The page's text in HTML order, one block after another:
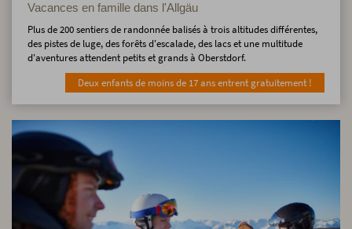
Vacances en famille dans l'Allgäu
Plus de 200 sentiers de randonnée balisés à trois altitudes différentes,
des pistes de luge, des forêts d'escalade, des lacs et une multitude
d'aventures attendent petits et grands à Oberstdorf.
Deux enfants de moins de 17 ans entrent gratuitement !